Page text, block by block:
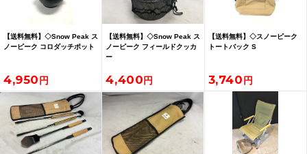
【送料無料】◇Snow Peak ス
ノーピーク コロダッチポット
4,950
【送料無料】◇Snow Peak ス
ノーピーク フィールドクッカ
ー
4,400
【送料無料】◇スノーピーク
トートバック S
3,740